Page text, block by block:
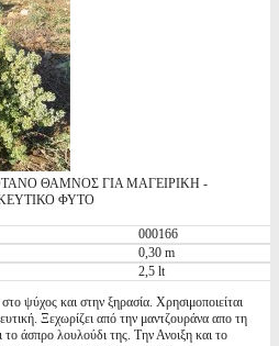
ΘΑΜΝΟΣ ΓΙΑ ΜΑΓΕΙΡΙΚΗ -
ΦΥΤΟ
000166
0,30 m
2,5 lt
ψύχος και στην ξηρασία. Χρησιμοποιείται
Ξεχωρίζει από την μαντζουράνα απο τη
άσπρο λουλούδι της. Την Ανοιξη και το